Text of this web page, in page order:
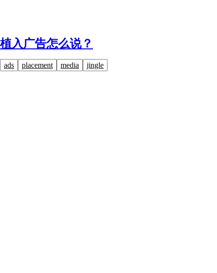
植入广告怎么说？
ads placement media jingle